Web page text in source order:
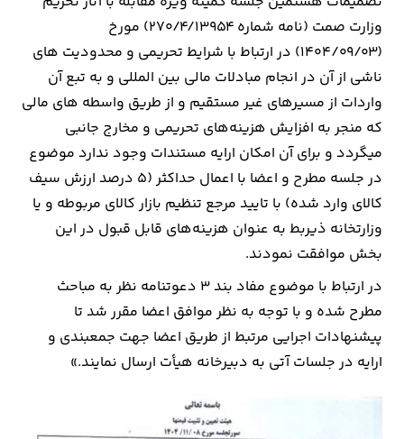
وزارت صمت (نامه شماره ۲۷۰/۴/۱۳۹۵۴) مورخ
(۱۴۰۴/۰۹/۰۳) در ارتباط با شرایط تحریمی و محدودیت های
ناشی از آن در انجام مبادلات مالی بین المللی و به تبع آن
واردات از مسیرهای غیر مستقیم و از طریق واسطه های مالی
که منجر به افزایش هزینه‌های تحریمی و مخارج جانبی
میگردد و برای آن امکان ارایه مستندات وجود ندارد موضوع
در جلسه مطرح و اعضا با اعمال حداکثر (۵ درصد ارزش سیف
کالای وارد شده) با تایید مرجع تنظیم بازار کالای مربوطه و یا
وزارتخانه ذیربط به عنوان هزینه‌های قابل قبول در این
بخش موافقت نمودند.
در ارتباط با موضوع مفاد بند ۳ دعوتنامه نظر به مباحث
مطرح شده و با توجه به نظر موافق اعضا مقرر شد تا
پیشنهادات اجرایی مرتبط از طریق اعضا جهت جمعبندی و
ارایه در جلسات آتی به دبیرخانه هیأت ارسال نمایند.»